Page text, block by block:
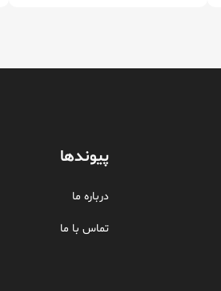
پیوندها
درباره ما
تماس با ما